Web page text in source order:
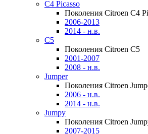
C4 Picasso
Поколения Citroen C4
2006-2013
2014 - н.в.
C5
Поколения Citroen C5
2001-2007
2008 - н.в.
Jumper
Поколения Citroen
2006 - н.в.
2014 - н.в.
Jumpy
Поколения Citroen
2007-2015